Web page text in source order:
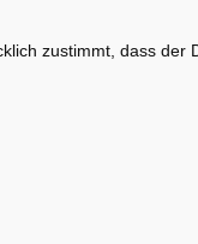
zustimmt, dass der